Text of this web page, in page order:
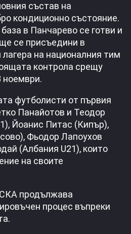
състав на
кондиционно състояние.
в Панчарево се готви и
се присъедини в
на националния тим
контрола срещу
ноември.
футболисти от първия
Панайотов и Теодор
Йоанис Питас (Кипър),
Фьодор Лапоухов
(Албания U21), които
на своите
продължава
процес въпреки